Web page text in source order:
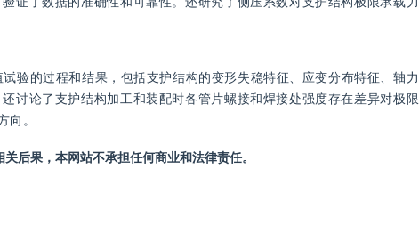
验的过程和结果，包括支护结构的变形失稳特征、应变分布特征、轴力
讨论了支护结构加工和装配时各管片螺接和焊接处强度存在差异对极限
向。
后果，本网站不承担任何商业和法律责任。